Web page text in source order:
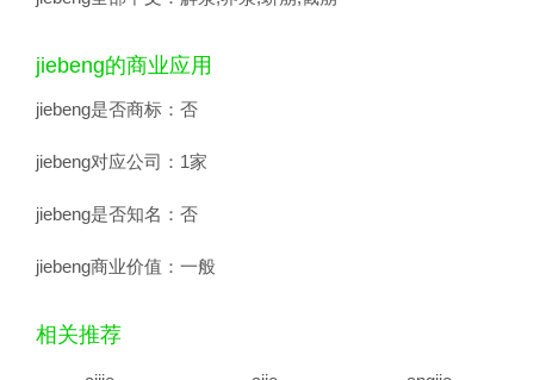
jiebeng的商业应用
jiebeng是否商标： 否
jiebeng对应公司： 1家
jiebeng是否知名： 否
jiebeng商业价值： 一般
相关推荐